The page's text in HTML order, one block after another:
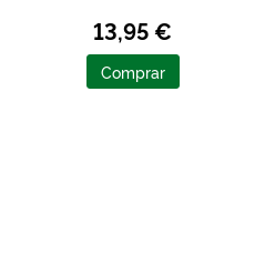
13,95 €
Comprar